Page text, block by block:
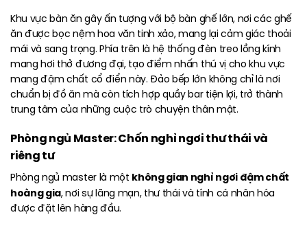
Khu vực bàn ăn gây ấn tượng với bộ bàn ghế lớn, nơi các ghế
ăn được bọc nệm hoa văn tinh xảo, mang lại cảm giác thoải
mái và sang trọng. Phía trên là hệ thống đèn treo lồng kính
mang hơi thở đương đại, tạo điểm nhấn thú vị cho khu vực
mang đậm chất cổ điển này. Đảo bếp lớn không chỉ là nơi
chuẩn bị đồ ăn mà còn tích hợp quầy bar tiện lợi, trở thành
trung tâm của những cuộc trò chuyện thân mật.
Phòng ngủ Master: Chốn nghỉ ngơi thư thái và
riêng tư
Phòng ngủ master là một không gian nghỉ ngơi đậm chất
hoàng gia, nơi sự lãng mạn, thư thái và tính cá nhân hóa
được đặt lên hàng đầu.